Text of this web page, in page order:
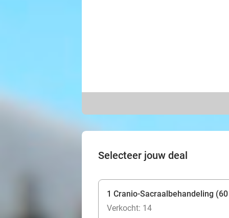
Selecteer jouw deal
1 Cranio-Sacraalbehandeling
Verkocht: 14